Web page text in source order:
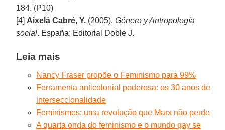
184. (P10)
[4] Aixelá Cabré, Y. (2005).Género y Antropología
social. España: Editorial Doble J.
Leia mais
Nancy Fraser propõe o Feminismo para 99%
Ferramenta anticolonial poderosa: os 30 anos de
interseccionalidade
Feminismos: uma revolução que Marx não perde
A quarta onda do feminismo e o mundo gay se